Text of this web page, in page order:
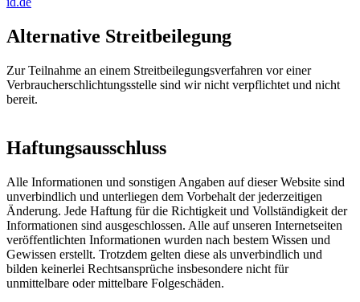
Alternative Streitbeilegung
Zur Teilnahme an einem Streitbeilegungsverfahren vor einer
Verbraucherschlichtungsstelle sind wir nicht verpflichtet und nicht
bereit.
Haftungsausschluss
Alle Informationen und sonstigen Angaben auf dieser Website sind
unverbindlich und unterliegen dem Vorbehalt der jederzeitigen
Änderung. Jede Haftung für die Richtigkeit und Vollständigkeit der
Informationen sind ausgeschlossen. Alle auf unseren Internetseiten
veröffentlichten Informationen wurden nach bestem Wissen und
Gewissen erstellt. Trotzdem gelten diese als unverbindlich und
bilden keinerlei Rechtsansprüche insbesondere nicht für
unmittelbare oder mittelbare Folgeschäden.